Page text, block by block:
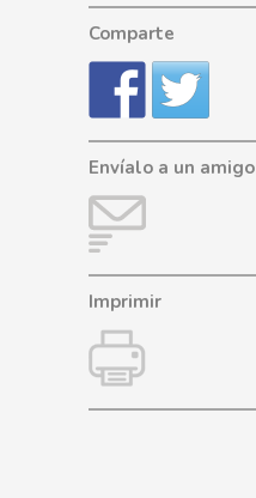
Comparte
Envíalo a un amigo
Imprimir